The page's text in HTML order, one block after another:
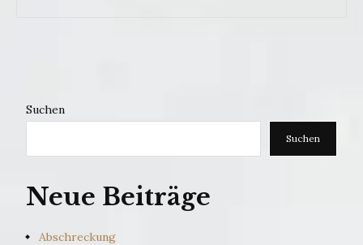
Suchen
Suchen
Neue Beiträge
Abschreckung